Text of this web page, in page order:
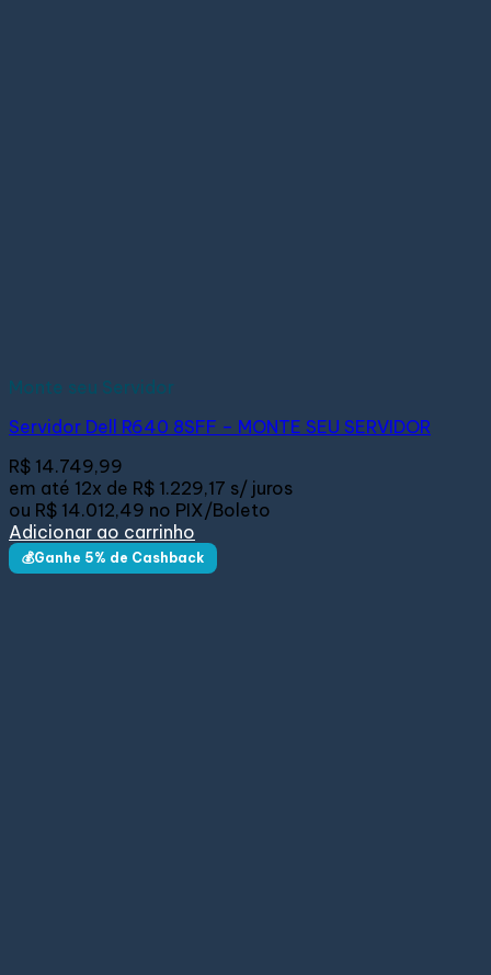
Monte seu Servidor
Servidor Dell R640 8SFF – MONTE SEU SERVIDOR
R$ 14.749,99
em até 12x de R$ 1.229,17 s/ juros
ou R$ 14.012,49 no PIX/Boleto
Adicionar ao carrinho
💰Ganhe 5% de Cashback